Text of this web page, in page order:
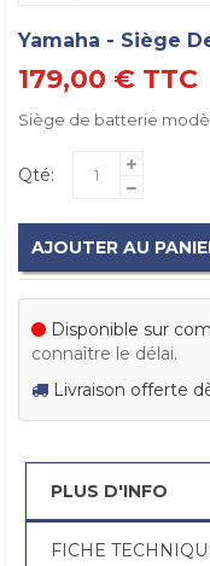
Yamaha - Siège
179,00 € TTC
Siège de batterie
Qté:
AJOUTER AU
Disponible sur
connaître le délai.
Livraison offerte
PLUS D'INFO
FICHE